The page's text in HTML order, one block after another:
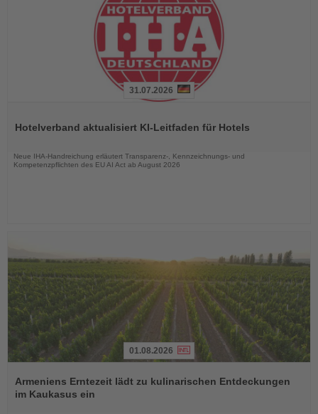
die
31.07.2026
Hotelverband aktualisiert KI-Leitfaden für Hotels
Neue IHA-Handreichung erläutert Transparenz-, Kennzeichnungs- und
Kompetenzpflichten des EU AI Act ab August 2026
Sie
die
01.08.2026
Armeniens Erntezeit lädt zu kulinarischen Entdeckungen
im Kaukasus ein